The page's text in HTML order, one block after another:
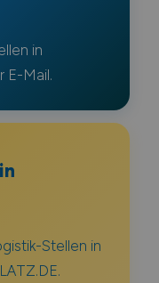
in
E-Mail.
Stellen in